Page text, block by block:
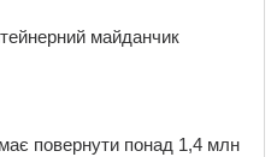
майданчик
повернути понад 1,4 млн